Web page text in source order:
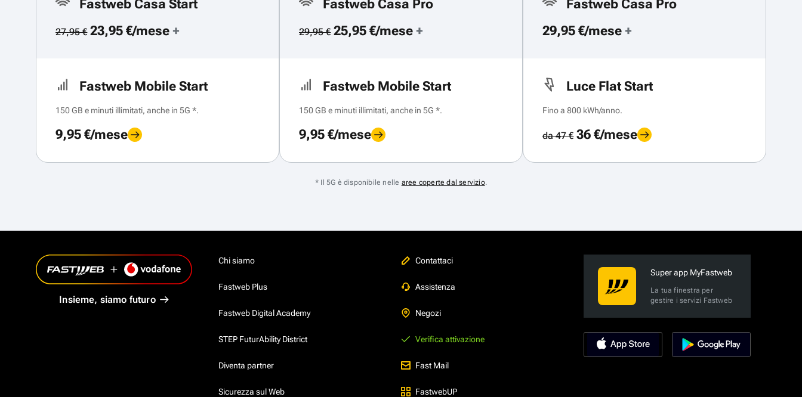
Fastweb Casa Start
27,95 €23,95 €/mese +
Fastweb Mobile Start
150 GB e minuti illimitati, anche in 5G *.
9,95 €/mese
Fastweb Casa Pro
29,95 €25,95 €/mese +
Fastweb Mobile Start
150 GB e minuti illimitati, anche in 5G *.
9,95 €/mese
Fastweb Casa Pro
29,95 €/mese +
Luce Flat Start
Fino a 800 kWh/anno.
da 47 €36 €/mese
* Il 5G è disponibile nelle aree coperte dal servizio.
Insieme, siamo futuro
Chi siamo
Fastweb Plus
Fastweb Digital Academy
STEP FuturAbility District
Diventa partner
Sicurezza sul Web
Contattaci
Assistenza
Negozi
Verifica attivazione
Fast Mail
FastwebUP
Super app MyFastweb
La tua finestra per
gestire i servizi Fastweb